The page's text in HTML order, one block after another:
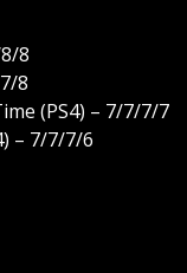
8
8
(PS4) – 7/7/7/7
– 7/7/7/6